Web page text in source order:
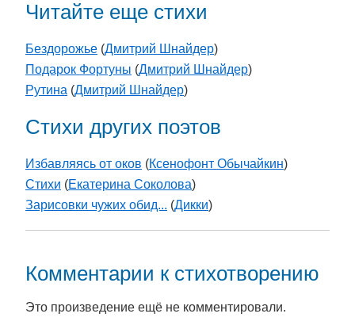
Читайте еще стихи
Бездорожье (Дмитрий Шнайдер)
Подарок Фортуны (Дмитрий Шнайдер)
Рутина (Дмитрий Шнайдер)
Стихи других поэтов
Избавляясь от оков (Ксенофонт Обычайкин)
Стихи (Екатерина Соколова)
Зарисовки чужих обид... (Дикки)
Комментарии к стихотворению
Это произведение ещё не комментировали.